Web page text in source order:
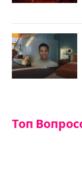
Топ